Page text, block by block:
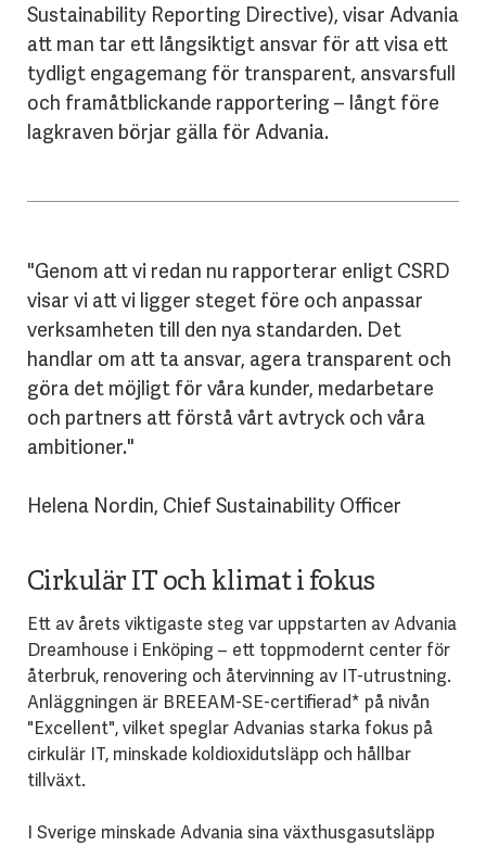
Sustainability Reporting Directive), visar Advania
att man tar ett långsiktigt ansvar för att visa ett
tydligt engagemang för transparent, ansvarsfull
och framåtblickande rapportering – långt före
lagkraven börjar gälla för Advania.
"Genom att vi redan nu rapporterar enligt CSRD
visar vi att vi ligger steget före och anpassar
verksamheten till den nya standarden. Det
handlar om att ta ansvar, agera transparent och
göra det möjligt för våra kunder, medarbetare
och partners att förstå vårt avtryck och våra
ambitioner."
Helena Nordin, Chief Sustainability Officer
Cirkulär IT och klimat i fokus
Ett av årets viktigaste steg var uppstarten av Advania
Dreamhouse i Enköping – ett toppmodernt center för
återbruk, renovering och återvinning av IT-utrustning.
Anläggningen är BREEAM-SE-certifierad* på nivån
"Excellent", vilket speglar Advanias starka fokus på
cirkulär IT, minskade koldioxidutsläpp och hållbar
tillväxt.
I Sverige minskade Advania sina växthusgasutsläpp